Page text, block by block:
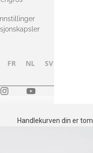
FR NL SV
Handlekurven din er tom